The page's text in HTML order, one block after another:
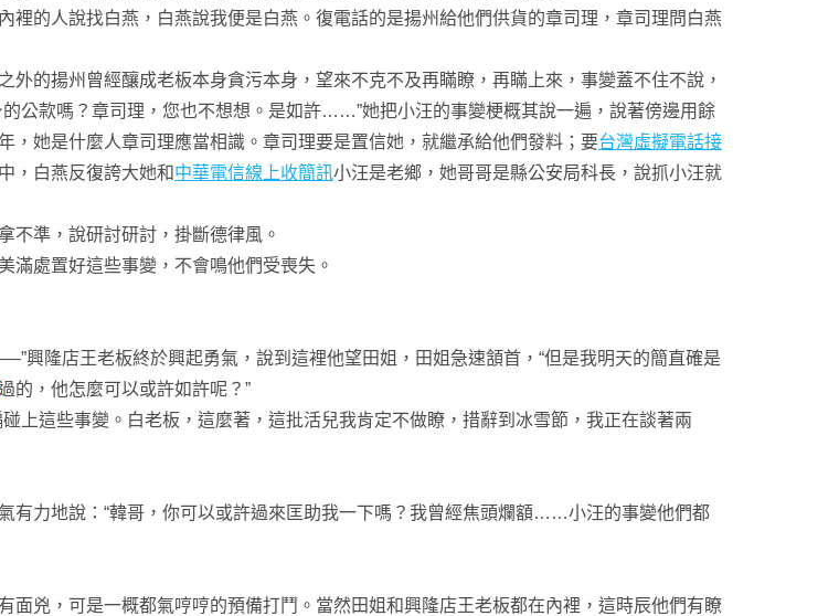
的人說找白燕，白燕說我便是白燕。復電話的是揚州給他們供貨的章司理，章司理問白燕
外的揚州曾經釀成老板本身貪污本身，望來不克不及再瞞瞭，再瞞上來，事變蓋不住不說，
公款嗎？章司理，您也不想想。是如許……”她把小汪的事變梗概其說一遍，說著傍邊用餘
她是什麼人章司理應當相識。章司理要是置信她，就繼承給他們發料；要台灣虛擬電話接
，白燕反復誇大她和中華電信線上收簡訊小汪是老鄉，她哥哥是縣公安局科長，說抓小汪就
準，說研討研討，掛斷德律風。
處置好這些事變，不會鳴他們受喪失。
隆店王老板終於興起勇氣，說到這裡他望田姐，田姐急速頷首，“但是我明天的簡直確是
的，他怎麼可以或許如許呢？”
這些事變。白老板，這麼著，這批活兒我肯定不做瞭，措辭到冰雪節，我正在談著兩
力地說：“韓哥，你可以或許過來匡助我一下嗎？我曾經焦頭爛額……小汪的事變他們都
兇，可是一概都氣哼哼的預備打鬥。當然田姐和興隆店王老板都在內裡，這時辰他們有瞭